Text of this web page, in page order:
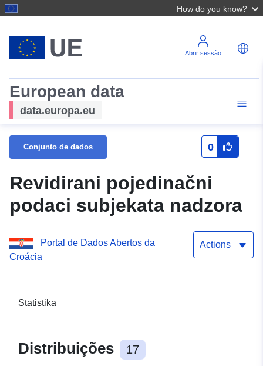
How do you know?
Abrir sessão
European data
data.europa.eu
Conjunto de dados 0
Revidirani pojedinačni
podaci subjekata nadzora
Portal de Dados Abertos da
Croácia
Actions
Statistika
Distribuições 17